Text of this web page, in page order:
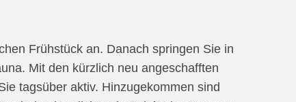
Frühstück an. Danach springen Sie in
Mit den kürzlich neu angeschafften
tagsüber aktiv. Hinzugekommen sind